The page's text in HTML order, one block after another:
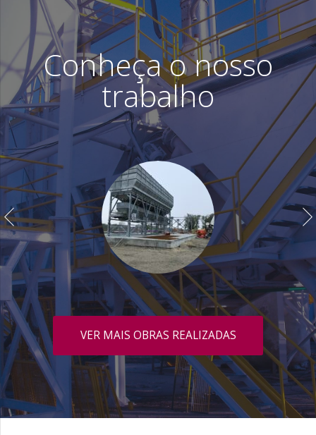
Conheça o nosso
trabalho
VER MAIS OBRAS REALIZADAS